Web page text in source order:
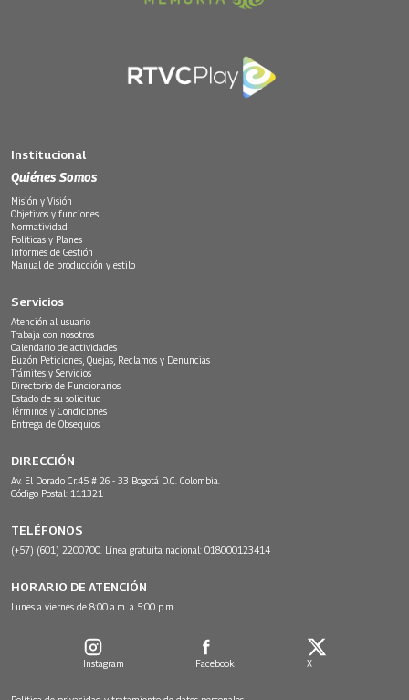
Institucional
Quiénes Somos
Misión y Visión
Objetivos y funciones
Normatividad
Políticas y Planes
Informes de Gestión
Manual de producción y estilo
Servicios
Atención al usuario
Trabaja con nosotros
Calendario de actividades
Buzón Peticiones, Quejas, Reclamos y Denuncias
Trámites y Servicios
Directorio de Funcionarios
Estado de su solicitud
Términos y Condiciones
Entrega de Obsequios
DIRECCIÓN
Av. El Dorado Cr.45 # 26 - 33 Bogotá D.C. Colombia.
Código Postal: 111321
TELÉFONOS
(+57) (601) 2200700. Línea gratuita nacional: 018000123414
HORARIO DE ATENCIÓN
Lunes a viernes de 8:00 a.m. a 5:00 p.m.
Instagram Facebook X